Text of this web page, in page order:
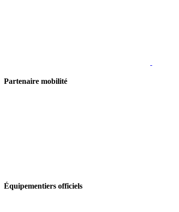
Partenaire mobilité
Équipementiers officiels